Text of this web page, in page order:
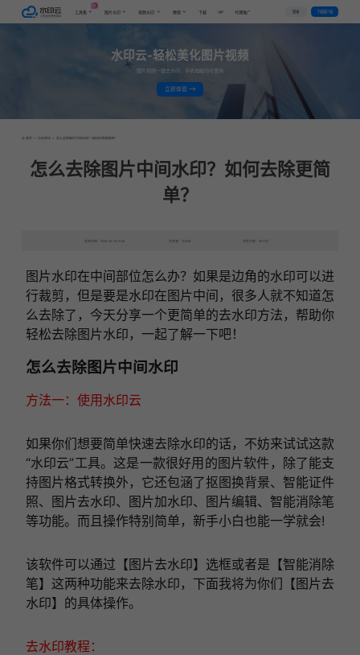
工具集
AI
图片水印 视频水印 教程 下载 VIP 代理推广 登录 下载客户端
水印云-轻松美化图片视频
图片视频一键去水印，手机电脑均可使用
立即体验
首页 > 行业资讯 > 怎么去除图片中间水印？如何去除更简单？
怎么去除图片中间水印？如何去除更简
单？
发布日期：2022-08-18 18:28 发表者：水印云 浏览次数：9812次
图片水印在中间部位怎么办？如果是边角的水印可以进
行裁剪，但是要是水印在图片中间，很多人就不知道怎
么去除了，今天分享一个更简单的去水印方法，帮助你
轻松去除图片水印，一起了解一下吧！
怎么去除图片中间水印
方法一：使用水印云
如果你们想要简单快速去除水印的话，不妨来试试这款
“水印云”工具。这是一款很好用的图片软件，除了能支
持图片格式转换外，它还包涵了抠图换背景、智能证件
照、图片去水印、图片加水印、图片编辑、智能消除笔
等功能。而且操作特别简单，新手小白也能一学就会!
该软件可以通过【图片去水印】选框或者是【智能消除
笔】这两种功能来去除水印，下面我将为你们【图片去
水印】的具体操作。
去水印教程：